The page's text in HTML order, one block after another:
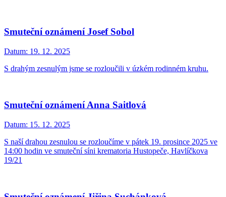
Smuteční oznámení Josef Sobol
Datum: 19. 12. 2025
S drahým zesnulým jsme se rozloučili v úzkém rodinném kruhu.
Smuteční oznámení Anna Saitlová
Datum: 15. 12. 2025
S naší drahou zesnulou se rozloučíme v pátek 19. prosince 2025 ve
14:00 hodin ve smuteční síni krematoria Hustopeče, Havlíčkova
19/21